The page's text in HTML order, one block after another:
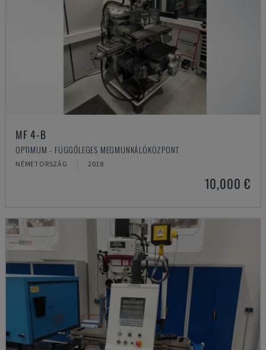
MF 4-B
OPTIMUM - FÜGGŐLEGES MEGMUNKÁLÓKÖZPONT
NÉMETORSZÁG 2018
10,000 €